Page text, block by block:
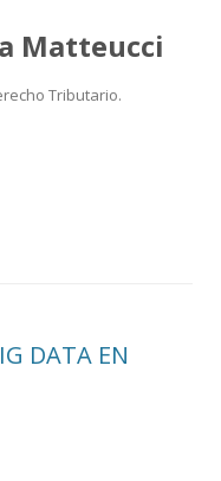
Matteucci
Tributario.
DATA EN